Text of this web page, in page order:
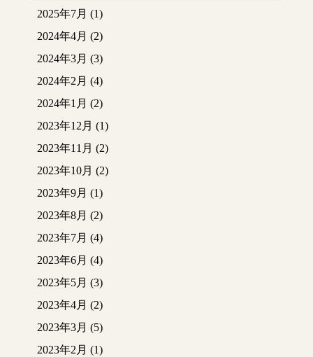
2025年7月 (1)
2024年4月 (2)
2024年3月 (3)
2024年2月 (4)
2024年1月 (2)
2023年12月 (1)
2023年11月 (2)
2023年10月 (2)
2023年9月 (1)
2023年8月 (2)
2023年7月 (4)
2023年6月 (4)
2023年5月 (3)
2023年4月 (2)
2023年3月 (5)
2023年2月 (1)